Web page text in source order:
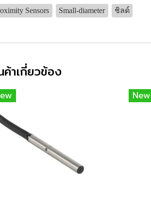
Sensors Small-diameter ชิลด์
ค้าเกี่ยวข้อง
New